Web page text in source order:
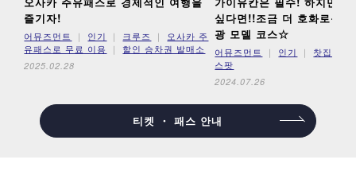
즐기자!
어뮤즈먼트 인기 크루즈
오사카 주
유패스로 무료 이용
할인 승차권 발매소
2025.02.28
싶다면!!조금 더 호화로운
광 모델 코스☆
어뮤즈먼트 인기
찻집 ･ 카
스팟
2024.07.26
티켓 ・ 패스 안내